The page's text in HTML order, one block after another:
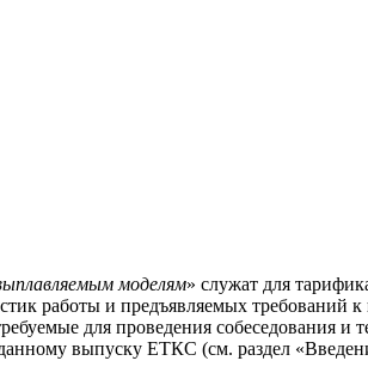
моделям» служат для
работы и предъявляемых требований
для проведения собеседования и
выпуску ЕТКС (см. раздел